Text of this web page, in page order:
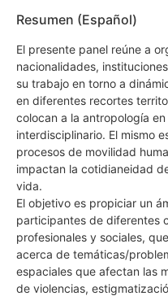
Resumen (Español)
El presente panel reúne a
nacionalidades,
su trabajo en torno a
en diferentes recortes
colocan a la antropología
interdisciplinario. El mismo
procesos de movilidad
impactan la cotidianeidad
vida.
El objetivo es propiciar un
participantes de diferentes
profesionales y sociales,
acerca de temáticas/
espaciales que afectan las
de violencias,